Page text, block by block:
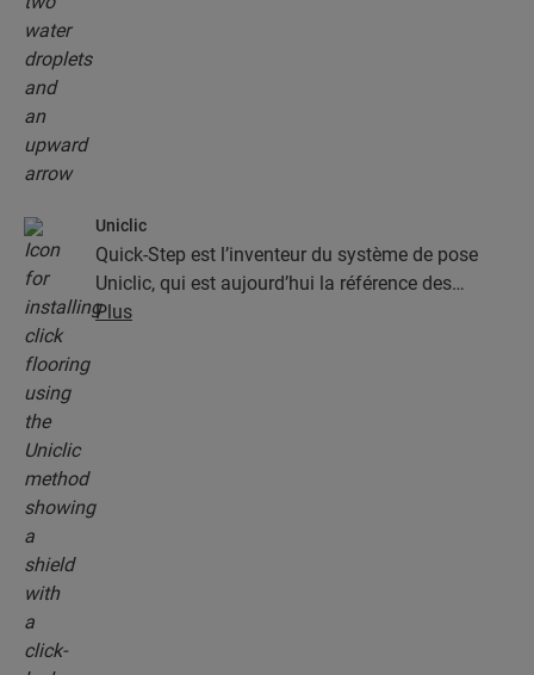
Uniclic
Quick-Step est l’inventeur du système de pose
Uniclic, qui est aujourd’hui la référence des
systèmes de pose par encliquetage. Utilisez le
Plus